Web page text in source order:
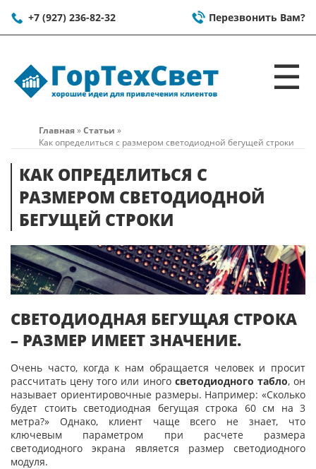
+7 (927) 236-82-32 Перезвонить Вам?
☰
Главная»Статьи »
Как определиться с размером светодиодной бегущей строки
КАК ОПРЕДЕЛИТЬСЯ С
РАЗМЕРОМ СВЕТОДИОДНОЙ
БЕГУЩЕЙ СТРОКИ
СВЕТОДИОДНАЯ БЕГУЩАЯ СТРОКА
– РАЗМЕР ИМЕЕТ ЗНАЧЕНИЕ.
Очень часто, когда к нам обращается человек и просит
рассчитать цену того или иного светодиодного табло, он
называет ориентировочные размеры. Например: «Сколько
будет стоить светодиодная бегущая строка 60 см на 3
метра?» Однако, клиент чаще всего не знает, что
ключевым параметром при расчете размера
светодиодного экрана является размер светодиодного
модуля.